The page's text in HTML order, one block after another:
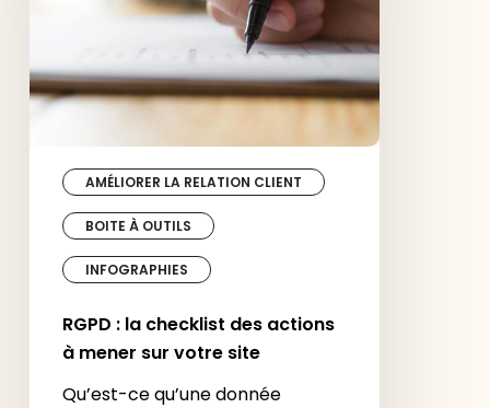
sur
votre
site
AMÉLIORER LA RELATION CLIENT
BOITE À OUTILS
INFOGRAPHIES
RGPD : la checklist des actions
à mener sur votre site
Qu’est-ce qu’une donnée